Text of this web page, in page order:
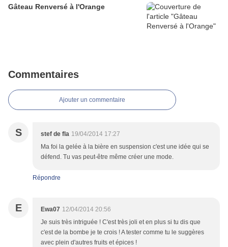
Gâteau Renversé à l'Orange
Commentaires
Ajouter un commentaire
S stef de fla 19/04/2014 17:27
Ma foi la gelée à la bière en suspension c'est une idée qui se
défend. Tu vas peut-être même créer une mode.
Répondre
E Ewa07 12/04/2014 20:56
Je suis très intriguée ! C'est très joli et en plus si tu dis que
c'est de la bombe je te crois ! A tester comme tu le suggères
avec plein d'autres fruits et épices !